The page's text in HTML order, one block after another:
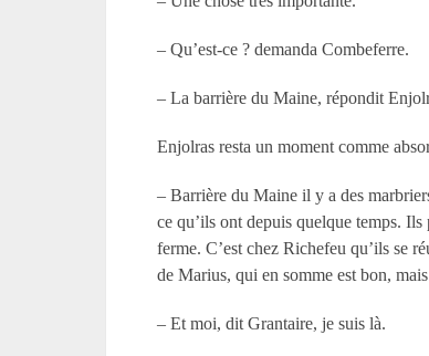
– Qu’est-ce ? demanda Combeferre.
– La barrière du Maine, répondit
Enjolras resta un moment comme
– Barrière du Maine il y a des
ce qu’ils ont depuis quelque temps.
ferme. C’est chez Richefeu qu’ils se
de Marius, qui en somme est bon,
– Et moi, dit Grantaire, je suis là.